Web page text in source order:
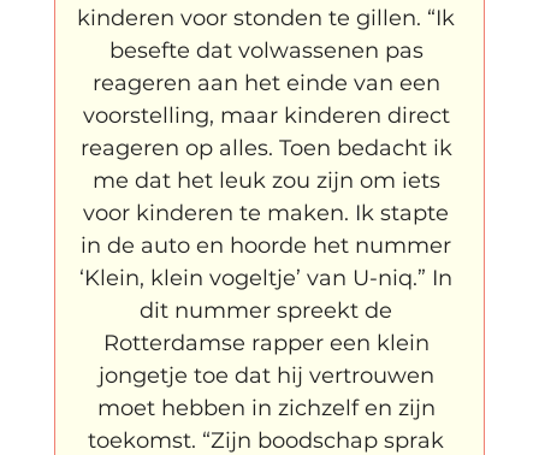
kinderen voor stonden te gillen. “Ik
besefte dat volwassenen pas
reageren aan het einde van een
voorstelling, maar kinderen direct
reageren op alles. Toen bedacht ik
me dat het leuk zou zijn om iets
voor kinderen te maken. Ik stapte
in de auto en hoorde het nummer
‘Klein, klein vogeltje’ van U-niq.” In
dit nummer spreekt de
Rotterdamse rapper een klein
jongetje toe dat hij vertrouwen
moet hebben in zichzelf en zijn
toekomst. “Zijn boodschap sprak